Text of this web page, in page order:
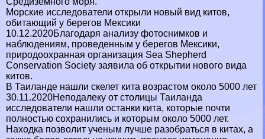
Морские исследователи открыли новый вид китов,
обитающий у берегов Мексики
10.12.2020Благодаря анализу фотоснимков и
наблюдениям, проведенным у берегов Мексики,
природоохранная организация Sea Shepherd
Conservation Society заявила об открытии нового вида
китов.
В Таиланде нашли скелет кита возрастом около 5000 лет
30.11.2020Неподалеку от столицы Таиланда
исследователи нашли останки кита, которые почти
полностью сохранились и которым около 5000 лет.
Находка позволит ученым лучше разобраться в китах, а